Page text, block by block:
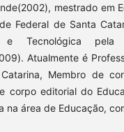
mestrado em
Federal de Santa
e Tecnológica pela
Atualmente é
Membro de
corpo editorial do
na área de Educação,